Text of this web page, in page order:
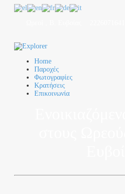
Home
Παροχές
Φωτογραφίες
Κρατήσεις
Επικοινωνία